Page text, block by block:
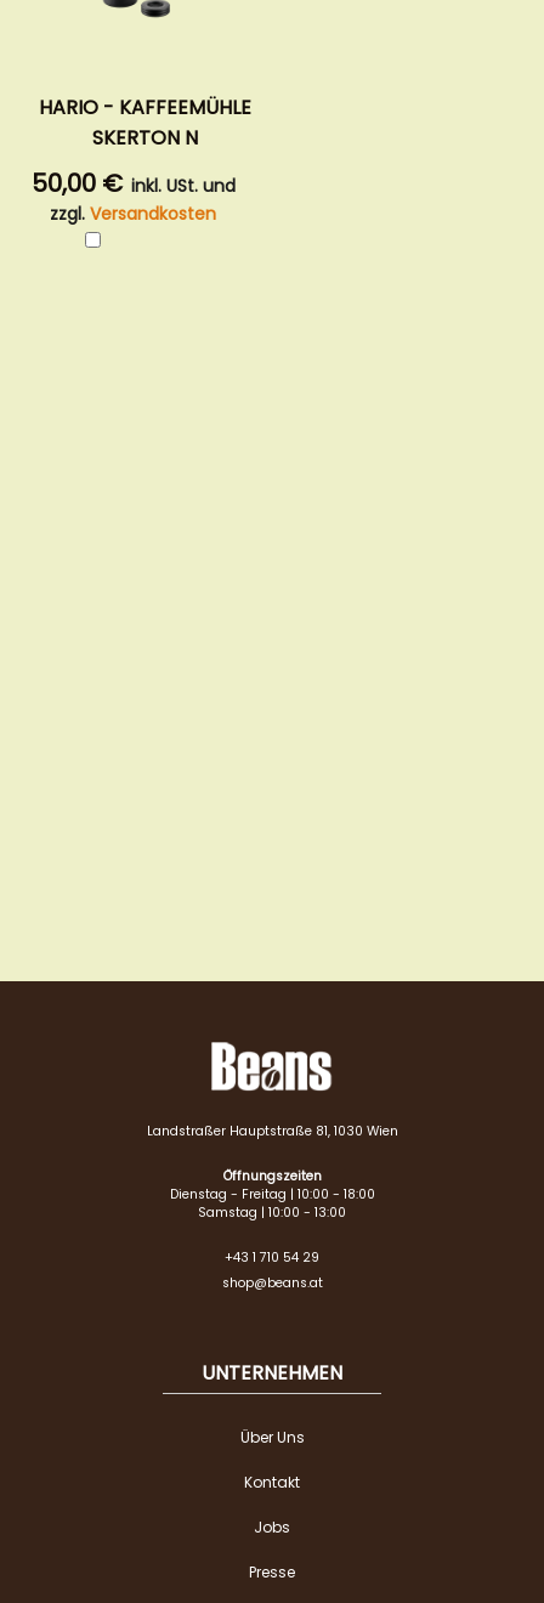
HARIO - KAFFEEMÜHLE
SKERTON N
50,00 € inkl. USt. und
zzgl.Versandkosten
Landstraßer Hauptstraße 81, 1030 Wien
Öffnungszeiten
Dienstag - Freitag | 10:00 - 18:00
Samstag | 10:00 - 13:00
+43 1 710 54 29
shop@beans.at
UNTERNEHMEN
Über Uns
Kontakt
Jobs
Presse